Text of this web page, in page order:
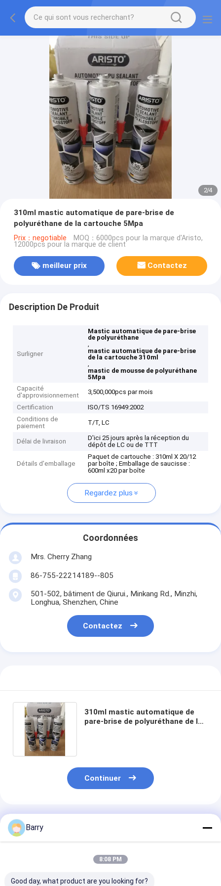
2/4
310ml mastic automatique de pare-brise de
polyuréthane de la cartouche 5Mpa
Prix：negotiable MOQ：6000pcs pour la marque d'Aristo,
12000pcs pour la marque de client
meilleur prix Contactez
Description De Produit
Surligner
Mastic automatique de pare-brise
de polyuréthane
,
mastic automatique de pare-brise
de la cartouche 310ml
,
mastic de mousse de polyuréthane
5Mpa
Capacité
d'approvisionnement
3,500,000pcs par mois
Certification
ISO/TS 16949:2002
Conditions de
paiement
T/T, LC
Délai de livraison
D'ici 25 jours après la réception du
dépôt de LC ou de TTT
Détails d'emballage
Paquet de cartouche : 310ml X 20/12
par boîte ; Emballage de saucisse :
600ml x20 par boîte
Regardez plus
Coordonnées
Mrs. Cherry Zhang
86-755-22214189--805
501-502, bâtiment de Qiurui., Minkang Rd., Minzhi,
Longhua, Shenzhen, Chine
Contactez
310ml mastic automatique de
pare-brise de polyuréthane de la
Continuer
Produits Recommandés
Barry
8:08 PM
Good day, what product are you looking for?